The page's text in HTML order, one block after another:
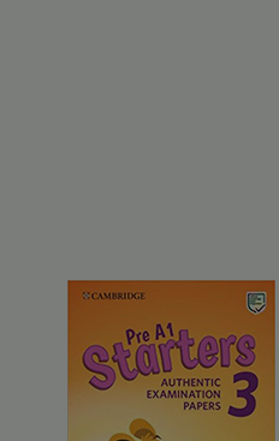
Starters Authentic